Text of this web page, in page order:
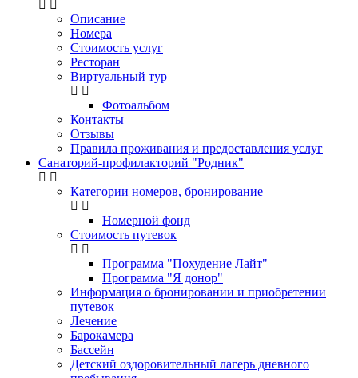
Описание
Номера
Стоимость услуг
Ресторан
Виртуальный тур
Фотоальбом
Контакты
Отзывы
Правила проживания и предоставления услуг
Санаторий-профилакторий "Родник"
Категории номеров, бронирование
Номерной фонд
Стоимость путевок
Программа "Похудение Лайт"
Программа "Я донор"
Информация о бронировании и приобретении
путевок
Лечение
Барокамера
Бассейн
Детский оздоровительный лагерь дневного